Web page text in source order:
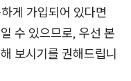
게 가입되어 있다면
수 있으므로, 우선 본
보시기를 권해드립니